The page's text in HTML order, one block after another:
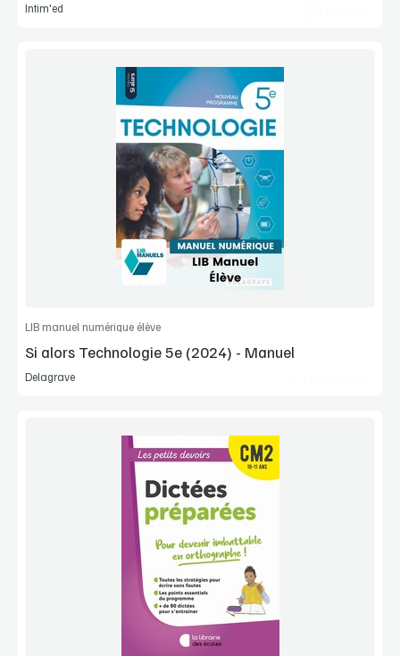
Intim'ed
Voir la démo
Extrait
Commander l'article
LIB manuel numérique élève
Si alors Technologie 5e (2024) - Manuel
Delagrave
Voir la démo
Extrait